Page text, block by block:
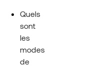
Quels
sont
les
modes
de